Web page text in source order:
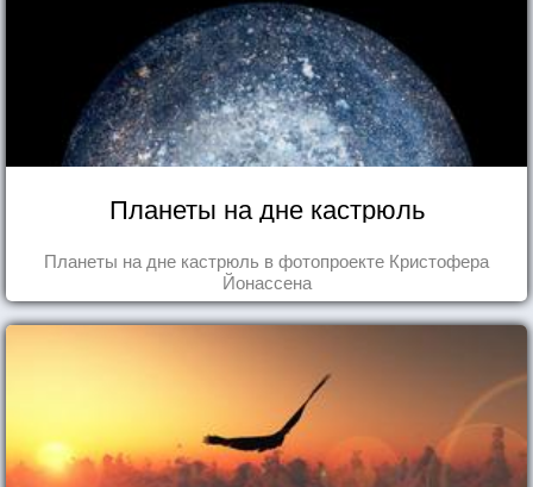
Планеты на дне кастрюль
Планеты на дне кастрюль в фотопроекте Кристофера
Йонассена